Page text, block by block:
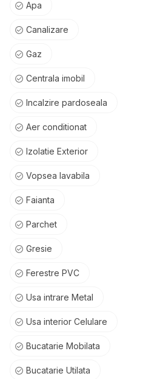
Apa
Canalizare
Gaz
Centrala imobil
Incalzire pardoseala
Aer conditionat
Izolatie Exterior
Vopsea lavabila
Faianta
Parchet
Gresie
Ferestre PVC
Usa intrare Metal
Usa interior Celulare
Bucatarie Mobilata
Bucatarie Utilata